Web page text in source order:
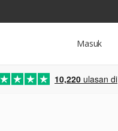
Masuk
10,220 ulasan di